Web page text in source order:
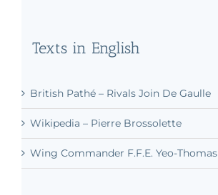
Texts in English
British Pathé – Rivals Join De Gaulle
Wikipedia – Pierre Brossolette
Wing Commander F.F.E. Yeo-Thomas